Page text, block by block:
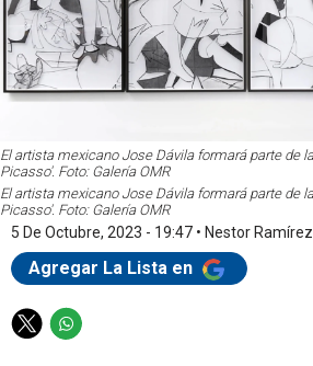
El artista mexicano Jose Dávila formará parte de
Picasso'. Foto: Galería OMR
El artista mexicano Jose Dávila formará parte de
Picasso'. Foto: Galería OMR
5 De Octubre, 2023 - 19:47 • Nestor Ramírez
Agregar La Lista en
T
W